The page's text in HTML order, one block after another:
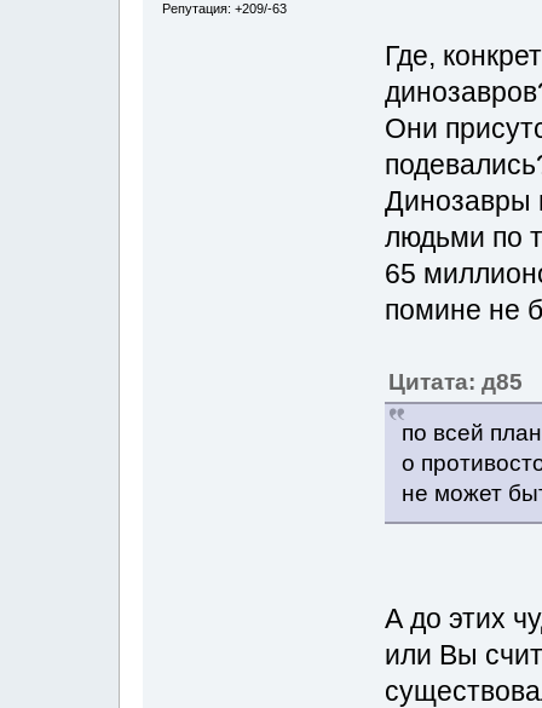
Репутация: +209/-63
Где,
Они
Динозавры
людьми по
65
помине не
Цитата: д85
по всей
о
не может
А до этих
или Вы